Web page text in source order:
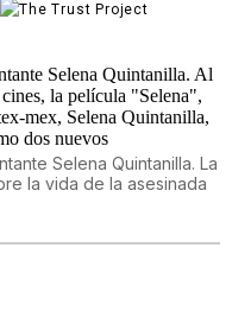
Selena Quintanilla. La
la vida de la asesinada